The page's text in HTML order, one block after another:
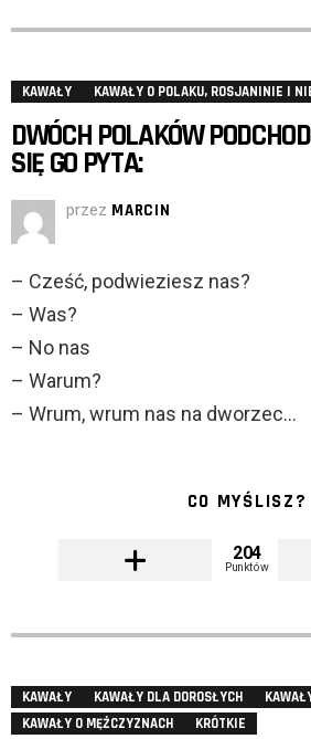
KAWAŁY KAWAŁY O POLAKU, ROSJANINIE I
DWÓCH POLAKÓW
SIĘ GO PYTA:
przez MARCIN
– Cześć, podwieziesz nas?
– Was?
– No nas
– Warum?
– Wrum, wrum nas na dworzec…
CO MYŚLISZ?
204
Punktów
KAWAŁY KAWAŁY DLA DOROSŁYCH
KAWAŁY O MĘŻCZYZNACH
KRÓTKIE